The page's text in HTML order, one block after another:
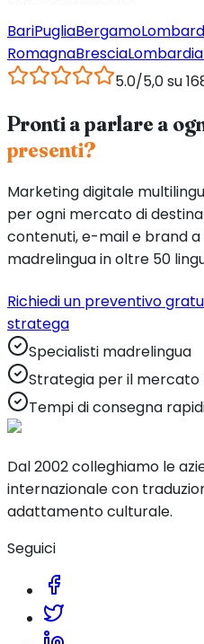
BariPugliaBergamo
RomagnaBresciaLombardia
5.0/5,0 su
Pronti a parlare a
presenti?
Marketing digitale
per ogni mercato di
contenuti, e-mail e brand a
madrelingua in oltre 50
Richiedi un preventivo
stratega
Specialisti madrelingua
Strategia per il mercato
Tempi di consegna
Dal 2002 colleghiamo le
internazionale con
adattamento culturale.
Seguici